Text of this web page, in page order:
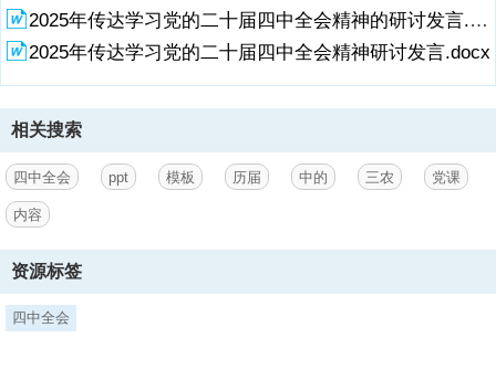
2、经济发展、党内建设、人事调整等关系党和国家发展的重大主题，
会议的主题和重要决定也都具有重大的历史意义。历届四中全会上，出
台了许多对“三农”产生深远影响的重大决策。在这会期等待时刻，先一
起来回顾一下历届四中全会中的“三农”。,前 言,目录,十一届四中全会,十
二届四中全会,十六届四中全会,十八届四中全会,十九届四中全会,1,1979
年9月，十一届四中全会,坚定决心，改革提速,1979年9月25日至28日，
十一届四中全会召开，正式通过了中共中央关于加快农业发展若干问题
的决定。之所以强调“正式”，是因为在1978年12月的十一届三中全会
上，就已经拿出了这份决定的草案。经过9个月全国各地的讨论、试
行，农
3、村形势明显好转。农业获得丰收，农副产品显著增长，城乡市场十
天，我们评价十一届三中全会是划时代的“伟大历史转折”，但真正置身
事内，这一转折来得并不容易。三中全会后，也有人还在争论、观望、
2025年传达学习党的二十届四中全会精神的研讨发言.docx
2025年传达学习党的二十届四中全会精神研讨发言.docx
相关搜索
四中全会 ppt 模板 历届 中的 三农 党课
内容
资源标签
四中全会